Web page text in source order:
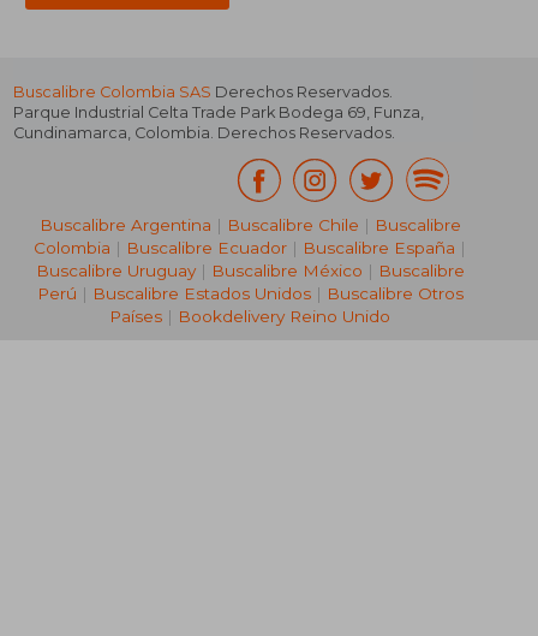
Buscalibre Colombia SAS Derechos Reservados.
Parque Industrial Celta Trade Park Bodega 69, Funza,
Cundinamarca, Colombia. Derechos Reservados.
Buscalibre Argentina | Buscalibre Chile | Buscalibre
Colombia | Buscalibre Ecuador | Buscalibre España |
Buscalibre Uruguay| Buscalibre México | Buscalibre
Perú | Buscalibre Estados Unidos| Buscalibre Otros
Países | Bookdelivery Reino Unido